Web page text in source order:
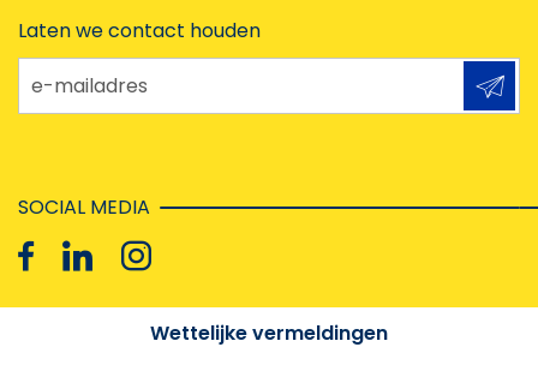
Laten we contact houden
e-mailadres
SOCIAL MEDIA
Wettelijke vermeldingen